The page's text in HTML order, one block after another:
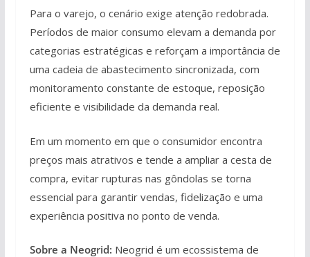
Para o varejo, o cenário exige atenção redobrada.
Períodos de maior consumo elevam a demanda por
categorias estratégicas e reforçam a importância de
uma cadeia de abastecimento sincronizada, com
monitoramento constante de estoque, reposição
eficiente e visibilidade da demanda real.
Em um momento em que o consumidor encontra
preços mais atrativos e tende a ampliar a cesta de
compra, evitar rupturas nas gôndolas se torna
essencial para garantir vendas, fidelização e uma
experiência positiva no ponto de venda.
Sobre a Neogrid: Neogrid é um ecossistema de